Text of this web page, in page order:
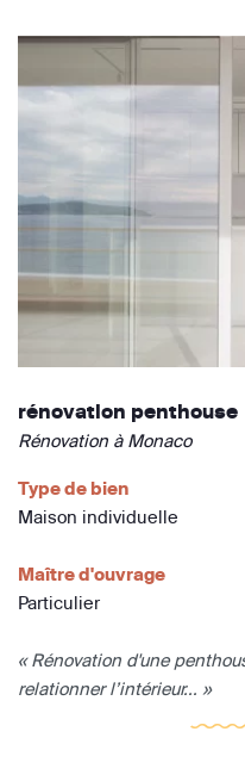
rénovation penthouse
Rénovation à Monaco
Type de bien
Maison individuelle
Maître d'ouvrage
Particulier
« Rénovation d'une
relationner l’intérieur... »